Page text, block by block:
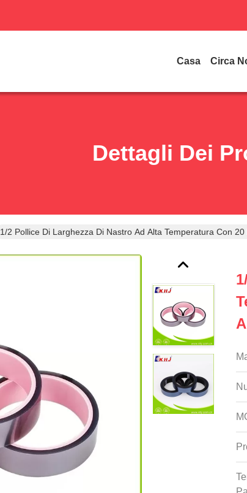
Casa Circa
Dettagli Dei
1/2 Pollice Di Larghezza Di Nastro Ad Alta Temperatura Con